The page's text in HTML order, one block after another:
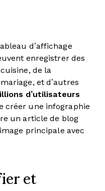
d’affichage
enregistrer des
de la
et d’autres
d’utilisateurs
créer une infographie
un article de blog
principale avec
et